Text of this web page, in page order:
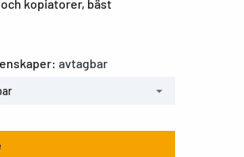
kopiatorer, bäst
avtagbar